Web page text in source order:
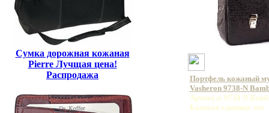
Сумка дорожная кожаная
Pierre Лучщая цена!
Распродажа
Портфель кожаный
Vasheron 9738-N
Артикул: 9738 N
Базовая единица: шт